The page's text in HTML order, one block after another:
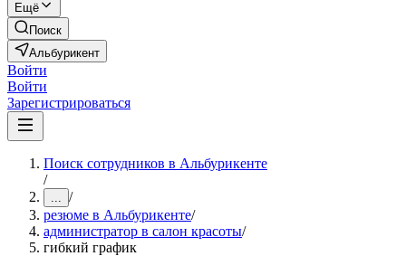
Ещё
Поиск
Альбурикент
Войти
Войти
Зарегистрироваться
Поиск сотрудников в Альбурикенте
/
... /
резюме в Альбурикенте/
администратор в салон красоты/
гибкий график